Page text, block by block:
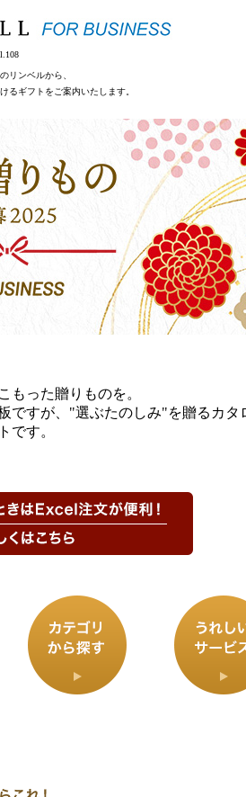
リンベルから、
るギフトをご案内いたします。
もった贈りものを。
ですが、"選ぶたのしみ"を贈るカタ
です。